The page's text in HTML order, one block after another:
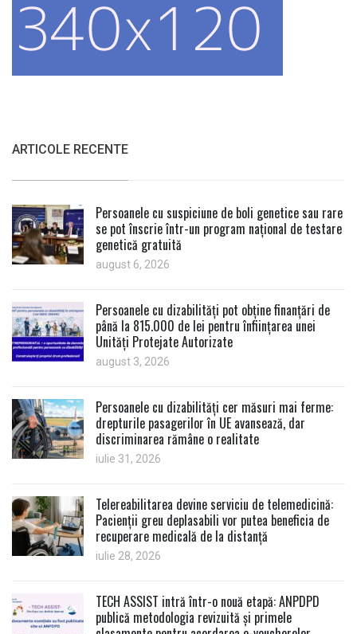
ARTICOLE RECENTE
Persoanele cu suspiciune de boli genetice sau rare
se pot înscrie într-un program național de testare
genetică gratuită
august 6, 2026
Persoanele cu dizabilități pot obține finanțări de
până la 815.000 de lei pentru înființarea unei
Unități Protejate Autorizate
august 3, 2026
Persoanele cu dizabilități cer măsuri mai ferme:
drepturile pasagerilor în UE avansează, dar
discriminarea rămâne o realitate
iulie 31, 2026
Telereabilitarea devine serviciu de telemedicină:
Pacienții greu deplasabili vor putea beneficia de
recuperare medicală de la distanță
iulie 28, 2026
TECH ASSIST intră într-o nouă etapă: ANPDPD
publică metodologia revizuită și primele